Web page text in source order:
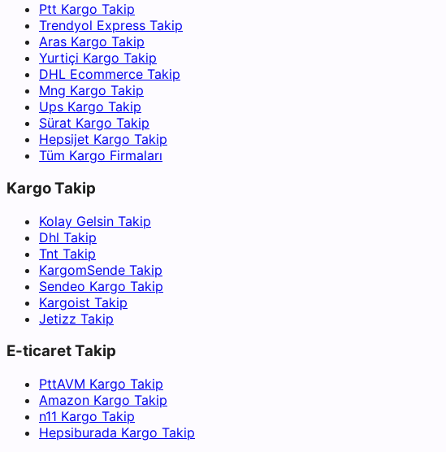
Ptt Kargo Takip
Trendyol Express Takip
Aras Kargo Takip
Yurtiçi Kargo Takip
DHL Ecommerce Takip
Mng Kargo Takip
Ups Kargo Takip
Sürat Kargo Takip
Hepsijet Kargo Takip
Tüm Kargo Firmaları
Kargo Takip
Kolay Gelsin Takip
Dhl Takip
Tnt Takip
KargomSende Takip
Sendeo Kargo Takip
Kargoist Takip
Jetizz Takip
E-ticaret Takip
PttAVM Kargo Takip
Amazon Kargo Takip
n11 Kargo Takip
Hepsiburada Kargo Takip